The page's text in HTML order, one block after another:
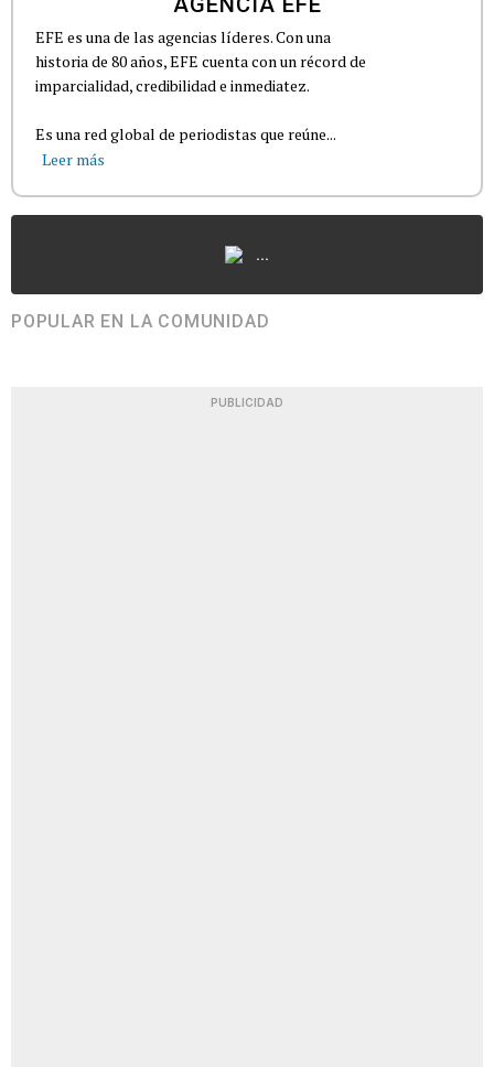
EFE es una de las agencias líderes. Con una
historia de 80 años, EFE cuenta con un récord de
imparcialidad, credibilidad e inmediatez.
Es una red global de periodistas que reúne...
Leer más
...
POPULAR EN LA COMUNIDAD
PUBLICIDAD